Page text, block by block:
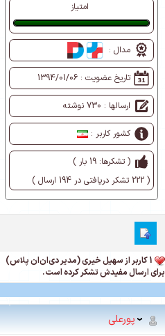
امتیاز
عالی
مدال :
تاریخ عضویت : 1394/01/06
ارسالها : 730 نوشته
کشور کاربر :
( تشکرها: 19 بار )
( 222 تشکر دریافتی در 194 ارسال )
1 کاربر از سهیل خیری (مدیر دی‌ان‌ان پلاس)
برای ارسال مفیدش تشکر کرده است.
پورعلی